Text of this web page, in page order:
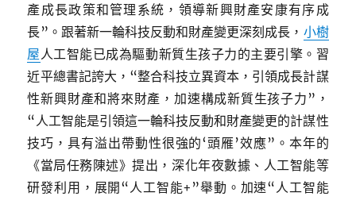
產成長政策和管理系統，領導新興財產安康有序成
長”。跟著新一輪科技反動和財產變更深刻成長， 小樹
屋人工智能已成為驅動新質生孩子力的主要引擎。習
近平總書記誇大，“整合科技立異資本，引領成長計謀
性新興財產和將來財產，加速構成新質生孩子力”，
“人工智能是引領這一輪科技反動和財產變更的計謀性
技巧，具有溢出帶動性很強的‘頭雁’效應”。本年的
《當局任務陳述》提出，深化年夜數據、人工智能等
研發利用，展開“人工智能+”舉動。加速“人工智能